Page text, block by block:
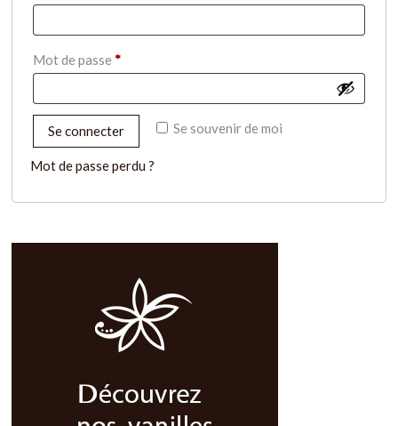
Mot de passe*
Se souvenir de moi
Se connecter
Mot de passe perdu ?